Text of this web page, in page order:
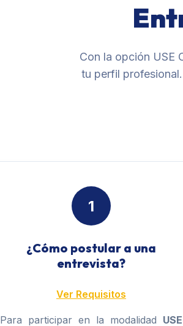
Con la opción USE
tu perfil
1
¿Cómo postular a una
entrevista?
Ver Requisitos
Para participar en la modalidad USE